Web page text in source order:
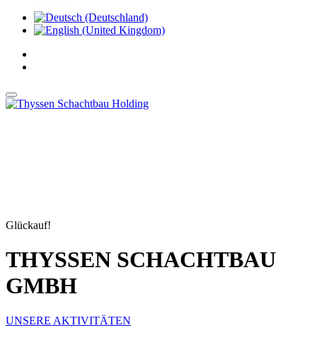
Glückauf!
THYSSEN SCHACHTBAU
GMBH
UNSERE AKTIVITÄTEN